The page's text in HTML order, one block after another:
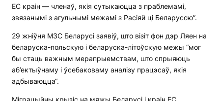
ЕС краін — членаў, якія сутыкаюцца з праблемамі,
звязанымі з агульнымі межамі з Расіяй ці Беларуссю”.
29 жніўня МЗС Беларусі заявіў, што візіт фон дэр Ляен на
беларуска-польскую і беларуска-літоўскую межы “мог
бы стаць важным мерапрыемствам, што спрыяюць
аб’ектыўнаму і ўсебаковаму аналізу працэсаў, якія
адбываюцца“.
Міграцыйны крызіс на мяжы Беларусі і краін ЕС